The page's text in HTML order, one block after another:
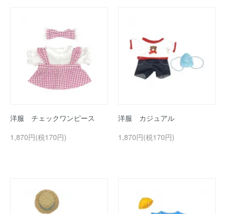
洋服 チェックワンピース
1,870円(税170円)
洋服 カジュアル
1,870円(税170円)